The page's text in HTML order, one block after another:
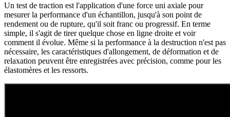
Un test de traction est l'application d'une force uni axiale pour
mesurer la performance d'un échantillon, jusqu'à son point de
rendement ou de rupture, qu'il soit franc ou progressif. En terme
simple, il s'agit de tirer quelque chose en ligne droite et voir
comment il évolue. Même si la performance à la destruction n'est pas
nécessaire, les caractéristiques d'allongement, de déformation et de
relaxation peuvent être enregistrées avec précision, comme pour les
élastomères et les ressorts.